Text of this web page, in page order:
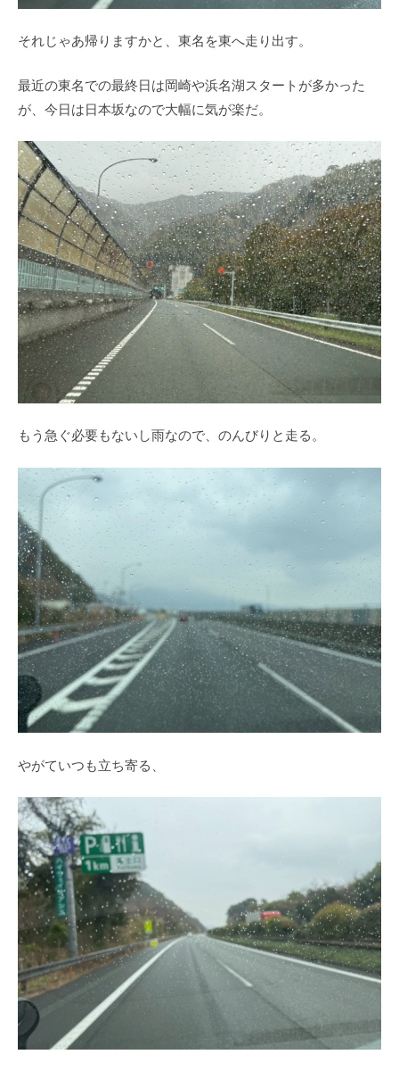
それじゃあ帰りますかと、東名を東へ走り出す。
最近の東名での最終日は岡崎や浜名湖スタートが多かった
が、今日は日本坂なので大幅に気が楽だ。
もう急ぐ必要もないし雨なので、のんびりと走る。
やがていつも立ち寄る、